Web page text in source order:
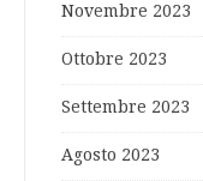
Novembre 2023
Ottobre 2023
Settembre 2023
Agosto 2023